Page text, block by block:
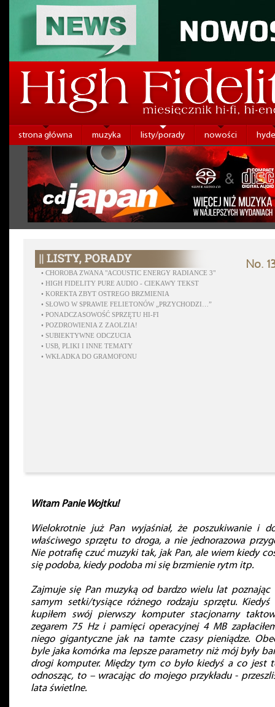
strona główna muzyka listy/porady nowości
No.
• CHOROBA ZWANA "ACOUSTIC ENERGY RADIANCE 3"
• HIGH FIDELITY PURE AUDIO - CIEKAWY TEKST
• KOREKTA ZBYT OSTREGO BRZMIENIA
• SŁOWO W SPRAWIE FELIETONÓW „PRZYCHODZI…”
• PONADCZASOWOŚĆ SPRZĘTU HI-FI
• POZDROWIENIA Z ZAOLZIA!
• SUBIEKTYWNE ODCZUCIA
• USB, PLIKI I INNE TEMATY
• WKŁADKA DO GRAMOFONU
Witam Panie Wojtku!
Wielokrotnie już Pan wyjaśniał, że poszukiwanie i
właściwego sprzętu to droga, a nie jednorazowa
Nie potrafię czuć muzyki tak, jak Pan, ale wiem kiedy
się podoba, kiedy podoba mi się brzmienie rytm itp.
Zajmuje się Pan muzyką od bardzo wielu lat poznając
samym setki/tysiące różnego rodzaju sprzętu. Kiedyś
kupiłem swój pierwszy komputer stacjonarny
zegarem 75 Hz i pamięci operacyjnej 4 MB
niego gigantyczne jak na tamte czasy pieniądze.
byle jaka komórka ma lepsze parametry niż mój były
drogi komputer. Między tym co było kiedyś a co jest
odnosząc, to – wracając do mojego przykładu -
lata świetlne.